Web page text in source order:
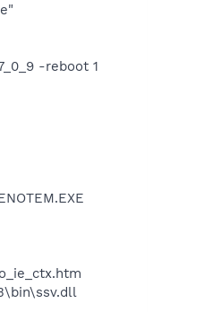
-reboot 1